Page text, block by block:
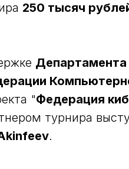
250 тысяч
Департамента
"Федерация
турнира
.